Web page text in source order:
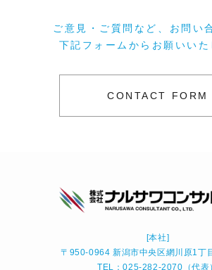
ご意見・ご質問など、お問い
下記フォームからお願いいた
CONTACT FORM
[本社]
〒950-0964 新潟市中央区網川原1丁
TEL：025-282-2070（代表